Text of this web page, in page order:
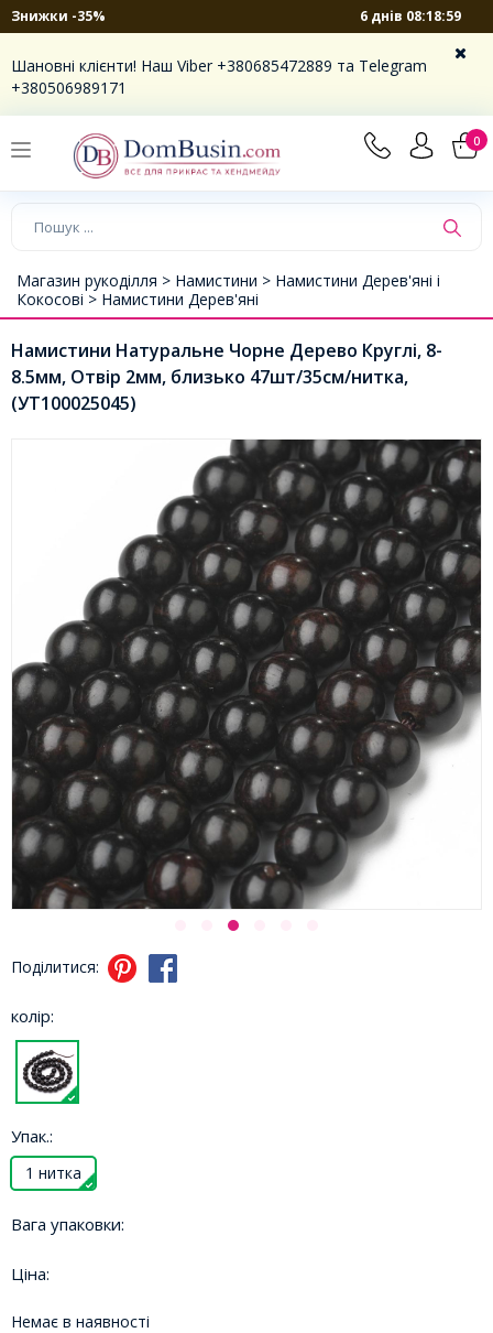
Знижки -35% 6 днів 08:18:59
Шановні клієнти! Наш Viber +380685472889 та Telegram
+380506989171
0
Магазин рукоділля > Намистини > Намистини Дерев'яні і
Кокосові > Намистини Дерев'яні
Намистини Натуральне Чорне Дерево Круглі, 8-
8.5мм, Отвір 2мм, близько 47шт/35см/нитка,
(УТ100025045)
Поділитися:
колір:
Упак.:
1 нитка
Вага упаковки:
Ціна:
Немає в наявності